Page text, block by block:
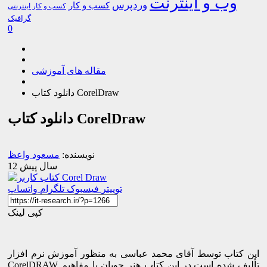
وردپرس کسب و کار کسب و کار اینترنتی
گرافیک
0
مقاله های آموزشی
دانلود کتاب CorelDraw
دانلود کتاب CorelDraw
نویسنده: مسعود واعظ
12 سال پیش
توییتر فیسبوک تلگرام واتساپ
کپی لینک
این کتاب توسط آقای محمد عباسی به منظور آموزش نرم افزار